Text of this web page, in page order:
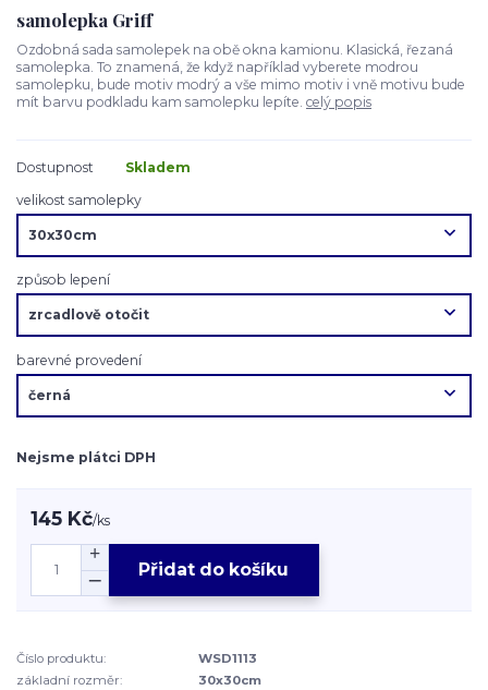
samolepka Griff
Ozdobná sada samolepek na obě okna kamionu. Klasická, řezaná
samolepka. To znamená, že když například vyberete modrou
samolepku, bude motiv modrý a vše mimo motiv i vně motivu bude
mít barvu podkladu kam samolepku lepíte. celý popis
Dostupnost
Skladem
velikost samolepky
způsob lepení
barevné provedení
Nejsme plátci DPH
145 Kč/ks
Přidat do košíku
Číslo produktu:
WSD1113
základní rozměr:
30x30cm